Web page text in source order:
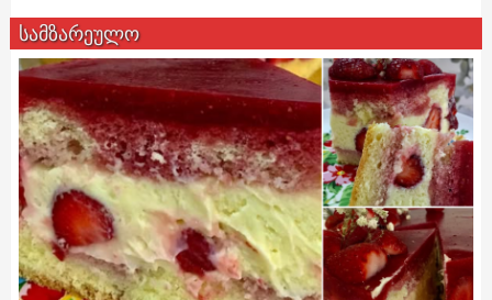
სამზარეულო